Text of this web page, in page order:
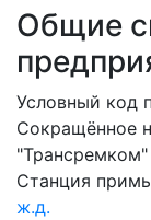
Общие
Условный код
Сокращённое
"Трансремком"
Станция
ж.д.